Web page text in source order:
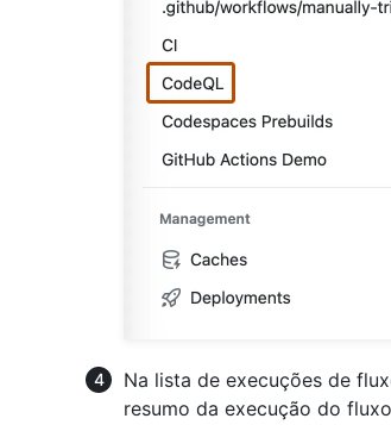
Na lista de execuções de
resumo da execução do